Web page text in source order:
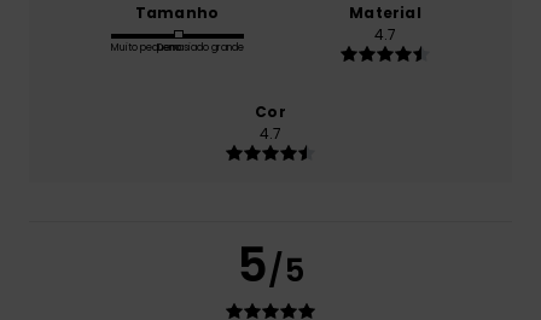
Tamanho
Muito pequenoDemasiado grande
Material
4.7
Cor
4.7
5/5